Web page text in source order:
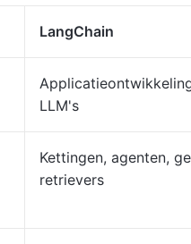
LangChain
LLM's
Kettingen, agenten,
retrievers